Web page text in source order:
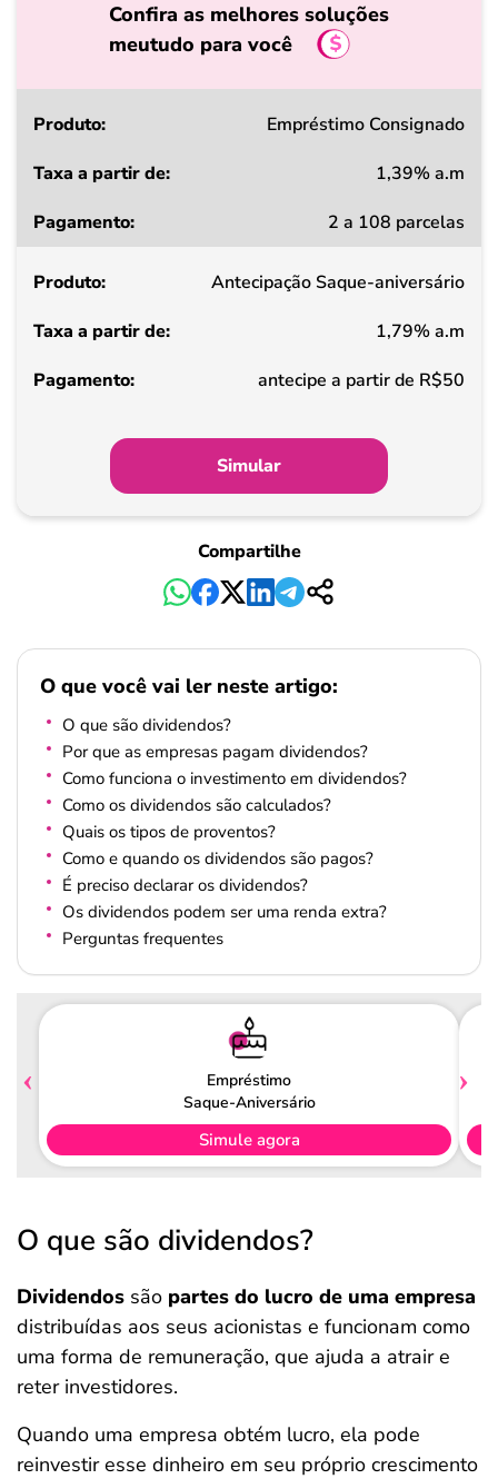
Confira as melhores soluções
meutudo para você
Produto
a
de
Pagamento
Empréstimo Consignado
1,39% a.m
2 a 108 parcelas
Antecipação Saque-aniversário
1,79% a.m
antecipe a partir de R$50
Simular
Compartilhe
O que você vai ler neste artigo:
O que são dividendos?
Por que as empresas pagam dividendos?
Como funciona o investimento em dividendos?
Como os dividendos são calculados?
Quais os tipos de proventos?
Como e quando os dividendos são pagos?
É preciso declarar os dividendos?
Os dividendos podem ser uma renda extra?
Perguntas frequentes
Empréstimo
Saque-Aniversário
Simule agora
O que são dividendos?
Dividendos são partes do lucro de uma empresa
distribuídas aos seus acionistas e funcionam como
uma forma de remuneração, que ajuda a atrair e
reter investidores.
Quando uma empresa obtém lucro, ela pode
reinvestir esse dinheiro em seu próprio crescimento